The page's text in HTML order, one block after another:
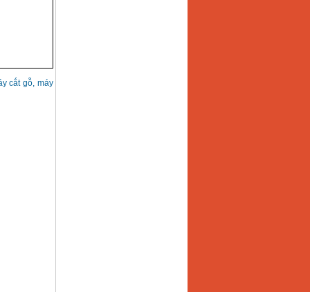
cắt gỗ, máy